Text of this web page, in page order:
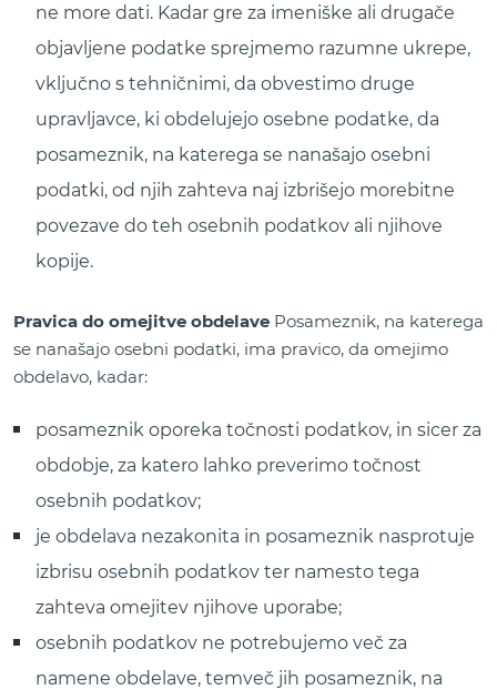
ne more dati. Kadar gre za imeniške ali drugače
objavljene podatke sprejmemo razumne ukrepe,
vključno s tehničnimi, da obvestimo druge
upravljavce, ki obdelujejo osebne podatke, da
posameznik, na katerega se nanašajo osebni
podatki, od njih zahteva naj izbrišejo morebitne
povezave do teh osebnih podatkov ali njihove
kopije.
Pravica do omejitve obdelave Posameznik, na katerega
se nanašajo osebni podatki, ima pravico, da omejimo
obdelavo, kadar:
posameznik oporeka točnosti podatkov, in sicer za
obdobje, za katero lahko preverimo točnost
osebnih podatkov;
je obdelava nezakonita in posameznik nasprotuje
izbrisu osebnih podatkov ter namesto tega
zahteva omejitev njihove uporabe;
osebnih podatkov ne potrebujemo več za
namene obdelave, temveč jih posameznik, na